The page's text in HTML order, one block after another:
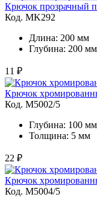
Крючок прозрачный
Код. MK292
Длина: 200 мм
Глубина: 200 мм
11 ₽
Крючок
Код. M5002/5
Глубина: 100 мм
Толщина: 5 мм
22 ₽
Крючок
Код. M5004/5